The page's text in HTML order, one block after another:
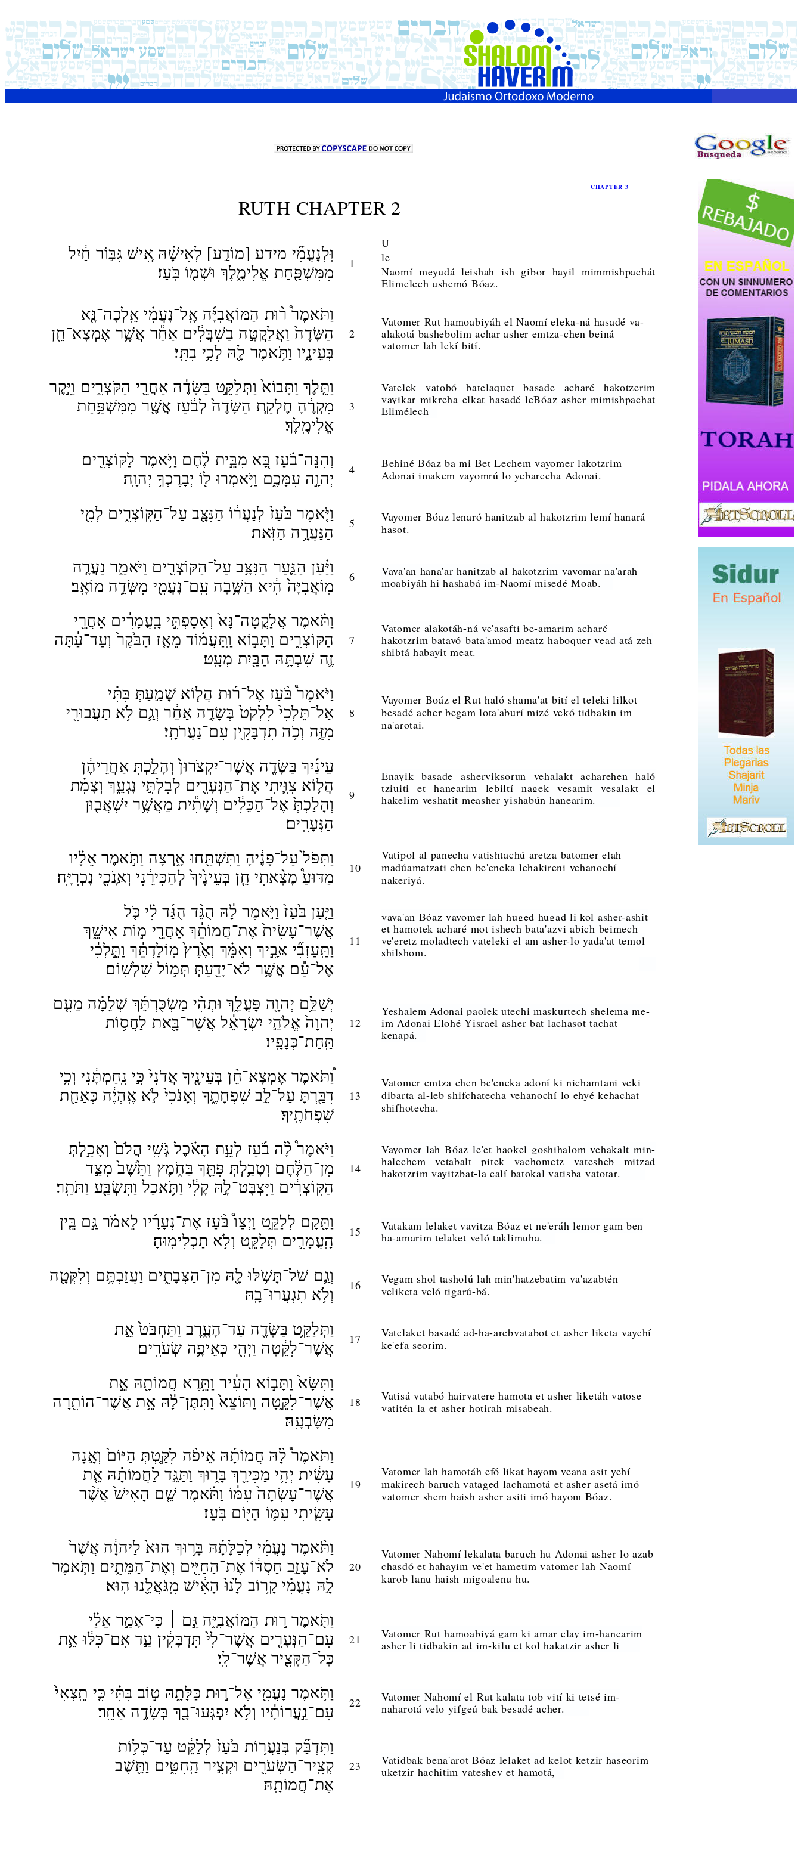
CHAPTER 3
RUTH CHAPTER 2
וּֽלְנָעֳמִ֞י מידע [מוֹדַ֣ע] לְאִישָׁ֗הּ אִ֚ישׁ גִּבּ֣וֹר חַ֔יִל
מִמִּשְׁפַּ֖חַת אֱלִימֶ֑לֶךְ וּשְׁמ֖וֹ בֹּֽעַז׃
1
U
le
Naomí meyudá leishah ish gibor hayil mimmishpachát
Elimelech ushemó Bóaz.
וַתֹּאמֶר֩ ר֨וּת הַמּוֹאֲבִיָּ֜ה אֶֽל־נָעֳמִ֗י אֵֽלְכָה־נָּ֤א
הַשָּׂדֶה֙ וַאֲלַקֳטָּ֣ה בַשִׁבֳּלִ֔ים אַחַ֕ר אֲשֶׁ֥ר אֶמְצָא־חֵ֖ן
בְּעֵינָ֑יו וַתֹּ֥אמֶר לָ֖הּ לְכִ֥י בִתִּֽי׃
2
Vatomer Rut hamoabiyáh el Naomí eleka-ná hasadé va-
alakotá bashebolim achar asher emtza-chen beiná
vatomer lah lekí bití.
וַתֵּ֤לֶךְ וַתָּבוֹא֙ וַתְּלַקֵּ֣ט בַּשָּׂדֶ֔ה אַחֲרֵ֖י הַקֹּצְרִ֑ים וַיִּ֣קֶר
מִקְרֶ֔הָ חֶלְקַ֤ת הַשָּׂדֶה֙ לְבֹ֔עַז אֲשֶׁ֖ר מִמִּשְׁפַּ֥חַת
אֱלִימֶֽלֶךְ׃
3
Vatelek vatobó batelaquet basade acharé hakotzerim
vayikar mikreha elkat hasadé leBóaz asher mimishpachat
Elimélech
וְהִנֵּה־בֹ֗עַז בָּ֚א מִבֵּ֣ית לֶ֔חֶם וַיֹּ֥אמֶר לַקּוֹצְרִ֖ים
יְהוָ֣ה עִמָּכֶ֑ם וַיֹּ֥אמְרוּ ל֖וֹ יְבָרֶכְךָ֥ יְהוָֽה׃
4
Behiné Bóaz ba mi Bet Lechem vayomer lakotzrim
Adonai imakem vayomrú lo yebarecha Adonai.
וַיֹּ֤אמֶר בֹּ֙עַז֙ לְנַעֲר֔וֹ הַנִּצָּ֖ב עַל־הַקּֽוֹצְרִ֑ים לְמִ֖י
הַנַּעֲרָ֥ה הַזֹּֽאת׃
5
Vayomer Bóaz lenaró hanitzab al hakotzrim lemí hanará
hasot.
וַיַּ֗עַן הַנַּ֛עַר הַנִּצָּ֥ב עַל־הַקּוֹצְרִ֖ים וַיֹּאמַ֑ר נַעֲרָ֤ה
מֽוֹאֲבִיָּה֙ הִ֔יא הַשָּׁ֥בָה עִֽם־נָעֳמִ֖י מִשְּׂדֵ֥ה מוֹאָֽב׃
6
Vaya'an hana'ar hanitzab al hakotzrim vayomar na'arah
moabiyáh hi hashabá im-Naomí misedé Moab.
וַתֹּ֗אמֶר אֲלַקֳטָה־נָּא֙ וְאָסַפְתִּ֣י בָֽעֳמָרִ֔ים אַחֲרֵ֖י
הַקּוֹצְרִ֑ים וַתָּב֣וֹא וַֽתַּעֲמ֗וֹד מֵאָ֤ז הַבֹּ֙קֶר֙ וְעַד־עַ֔תָּה
זֶ֛ה שִׁבְתָּ֥הּ הַבַּ֖יִת מְעָֽט׃
7
Vatomer alakotáh-ná ve'asafti be-amarim acharé
hakotzrim batavó bata'amod meatz haboquer vead atá zeh
shibtá habayit meat.
וַיֹּאמֶר֩ בֹּ֨עַז אֶל־ר֜וּת הֲל֧וֹא שָׁמַ֣עַתְּ בִּתִּ֗י
אַל־תֵּלְכִי֙ לִלְקֹט֙ בְּשָׂדֶ֣ה אַחֵ֔ר וְגַ֛ם לֹ֥א תַעֲבוּרִ֖י
מִזֶּ֑ה וְכֹ֥ה תִדְבָּקִ֖ין עִם־נַעֲרֹתָֽי׃
8
Vayomer Boáz el Rut haló shama'at bití el teleki lilkot
besadé acher begam lota'aburí mizé vekó tidbakin im
na'arotai.
עֵינַ֜יִךְ בַּשָּׂדֶ֤ה אֲשֶׁר־יִקְצֹרוּן֙ וְהָלַ֣כְתִּ אַחֲרֵיהֶ֔ן
הֲל֥וֹא צִוִּ֛יתִי אֶת־הַנְּעָרִ֖ים לְבִלְתִּ֣י נָגְעֵ֑ךְ וְצָמִ֗ת
וְהָלַכְתְּ֙ אֶל־הַכֵּלִ֔ים וְשָׁתִ֕ית מֵאֲשֶׁ֥ר יִשְׁאֲב֖וּן
הַנְּעָרִֽים׃
9
Enayik basade asheryiksorun vehalakt acharehen haló
tziuiti et hanearim lebiltí nagek vesamit vesalakt el
hakelim veshatit measher yishabún hanearim.
וַתִּפֹּל֙ עַל־פָּנֶ֔יהָ וַתִּשְׁתַּ֖חוּ אָ֑רְצָה וַתֹּ֣אמֶר אֵלָ֗יו
מַדּוּעַ֩ מָצָ֨אתִי חֵ֤ן בְּעֵינֶ֙יךָ֙ לְהַכִּירֵ֔נִי וְאָּנֹכִ֖י נָכְרִיָּֽה׃
10
Vatipol al panecha vatishtachú aretza batomer elah
madúamatzati chen be'eneka lehakireni vehanochí
nakeriyá.
וַיַּ֤עַן בֹּ֙עַז֙ וַיֹּ֣אמֶר לָ֔הּ הֻגֵּ֨ד הֻגַּ֜ד לִ֗י כֹּ֤ל
אֲשֶׁר־עָשִׂית֙ אֶת־חֲמוֹתֵ֔ךְ אַחֲרֵ֖י מ֣וֹת אִישֵׁ֑ךְ
וַתַּֽעַזְבִ֞י אָּבִ֣יךְ וְאִמֵּ֗ךְ וְאֶ֙רֶץ֙ מֽוֹלַדְתֵּ֔ךְ וַתֵּ֣לְכִ֔י
אֶל־עַ֕ם אֲשֶׁ֥ר לֹא־יָדַ֖עַתְּ תְּמ֥וֹל שִׁלְשֽׁוֹם׃
11
vaya'an Bóaz vayomer lah huged hugad li kol asher-ashit
et hamotek acharé mot ishech bata'azvi abich beimech
ve'eretz moladtech vateleki el am asher-lo yada'at temol
shilshom.
יְשַׁלֵּ֥ם יְהוָ֖ה פָּעֳלֵ֑ךְ וּתְהִ֨י מַשְׂכֻּרְתֵּ֜ךְ שְׁלֵמָ֗ה מֵעִ֤ם
יְהוָה֙ אֱלֹהֵ֣י יִשְׂרָאֵ֔ל אֲשֶׁר־בָּ֖את לַחֲס֥וֹת
תַּֽחַת־כְּנָפָֽיו׃
12
Yeshalem Adonai paolek utechi maskurtech shelema me-
im Adonai Elohé Yisrael asher bat lachasot tachat
kenapá.
וַ֠תֹּאמֶר אֶמְצָא־חֵ֨ן בְּעֵינֶ֤יךָ אֲדֹנִי֙ כִּ֣י נִֽחַמְתָּ֔נִי וְכִ֥י
דִבַּ֖רְתָּ עַל־לֵ֣ב שִׁפְחָתֶ֑ךָ וְאָנֹכִי֙ לֹ֣א אֶֽהְיֶ֔ה כְּאַחַ֖ת
שִׁפְחֹתֶֽיךָ׃
13
Vatomer emtza chen be'eneka adoní ki nichamtani veki
dibarta al-leb shifchatecha vehanochí lo ehyé kehachat
shifhotecha.
וַיֹּאמֶר֩ לָ֨ה בֹ֜עַז לְעֵ֣ת הָאֹ֗כֶל גֹּ֤שִֽׁי הֲלֹם֙ וְאָכַ֣לְתְּ
מִן־הַלֶּ֔חֶם וְטָבַ֥לְתְּ פִּתֵּ֖ךְ בַּחֹ֑מֶץ וַתֵּ֙שֶׁב֙ מִצַּ֣ד
הַקּֽוֹצְרִ֔ים וַיִּצְבָּט־לָ֣הּ קָלִ֔י וַתֹּ֥אכַל וַתִּשְׂבַּ֖ע וַתֹּתַֽר׃
14
Vayomer lah Bóaz le'et haokel goshihalom vehakalt min-
halechem vetabalt pitek vachometz vatesheb mitzad
hakotzrim vayitzbat-la calí batokal vatisba vatotar.
וַתָּ֖קָם לְלַקֵּ֑ט וַיְצַו֩ בֹּ֨עַז אֶת־נְעָרָ֜יו לֵאמֹ֗ר גַּ֣ם בֵּ֧ין
הָֽעֳמָרִ֛ים תְּלַקֵּ֖ט וְלֹ֥א תַכְלִימֽוּהָ׃
15
Vatakam lelaket vayitza Bóaz et ne'eráh lemor gam ben
ha-amarim telaket veló taklimuha.
וְגַ֛ם שֹׁל־תָּשֹׁ֥לּוּ לָ֖הּ מִן־הַצְּבָתִ֑ים וַעֲזַבְתֶּ֥ם וְלִקְּטָ֖ה
וְלֹ֥א תִגְעֲרוּ־בָֽהּ׃
16
Vegam shol tasholú lah min'hatzebatim va'azabtén
veliketa veló tigarú-bá.
וַתְּלַקֵּ֥ט בַּשָּׂדֶ֖ה עַד־הָעָ֑רֶב וַתַּחְבֹּט֙ אֵ֣ת
אֲשֶׁר־לִקֵּ֔טָה וַיְהִ֖י כְּאֵיפָ֥ה שְׂעֹרִֽים׃
17
Vatelaket basadé ad-ha-arebvatabot et asher liketa vayehí
ke'efa seorim.
וַתִּשָּׂא֙ וַתָּב֣וֹא הָעִ֔יר וַתֵּ֥רֶא חֲמוֹתָ֖הּ אֵ֣ת
אֲשֶׁר־לִקֵּ֑טָה וַתּוֹצֵא֙ וַתִּתֶּן־לָ֔הּ אֵ֥ת אֲשֶׁר־הוֹתִ֖רָה
מִשָּׂבְעָֽהּ׃
18
Vatisá vatabó hairvatere hamota et asher liketáh vatose
vatitén la et asher hotirah misabeah.
וַתֹּאמֶר֩ לָ֨הּ חֲמוֹתָ֜הּ אֵיפֹ֨ה לִקַּ֤טְתְּ הַיּוֹם֙ וְאָ֣נָה
עָשִׂ֔ית יְהִ֥י מַכִּירֵ֖ךְ בָּר֑וּךְ וַתַּגֵּ֣ד לַחֲמוֹתָ֗הּ אֵ֤ת
אֲשֶׁר־עָשְׂתָה֙ עִמּ֔וֹ וַתֹּ֗אמֶר שֵׁ֤ם הָאִישׁ֙ אֲשֶׁ֨ר
עָשִׂ֧יתִי עִמּ֛וֹ הַיּ֖וֹם בֹּֽעַז׃
19
Vatomer lah hamotáh efó likat hayom veana asit yehí
makirech baruch vataged lachamotá et asher asetá imó
vatomer shem haish asher asiti imó hayom Bóaz.
וַתֹּ֨אמֶר נָעֳמִ֜י לְכַלָּתָ֗הּ בָּר֥וּךְ הוּא֙ לַיהוָ֔ה אֲשֶׁר֙
לֹא־עָזַ֣ב חַסְדּ֔וֹ אֶת־הַחַיִּ֖ים וְאֶת־הַמֵּתִ֑ים וַתֹּ֧אמֶר
לָ֣הּ נָעֳמִ֗י קָר֥וֹב לָ֙נוּ֙ הָאִ֔ישׁ מִֽגֹּאֲלֵ֖נוּ הֽוּא׃
20
Vatomer Nahomí lekalata baruch hu Adonai asher lo azab
chasdó et hahayim ve'et hametim vatomer lah Naomí
karob lanu haish migoalenu hu.
וַתֹּ֖אמֶר ר֣וּת הַמּוֹאֲבִיָּ֑ה גַּ֣ם ׀ כִּי־אָמַ֣ר אֵלַ֗י
עִם־הַנְּעָרִ֤ים אֲשֶׁר־לִי֙ תִּדְבָּקִ֔ין עַ֣ד אִם־כִּלּ֔וּ אֵ֥ת
כָּל־הַקָּצִ֖יר אֲשֶׁר־לִֽי׃
21
Vatomer Rut hamoabiyá gam ki amar elay im-hanearim
asher li tidbakin ad im-kilu et kol hakatzir asher li
וַתֹּ֥אמֶר נָעֳמִ֖י אֶל־ר֣וּת כַּלָּתָ֑הּ ט֣וֹב בִּתִּ֗י כִּ֤י תֵֽצְאִי֙
עִם־נַ֣עֲרוֹתָ֔יו וְלֹ֥א יִפְגְּעוּ־בָ֖ךְ בְּשָׂדֶ֥ה אַחֵֽר׃
22
Vatomer Nahomí el Rut kalata tob vití ki tetsé im-
naharotá velo yifgeú bak besadé acher.
וַתִּדְבַּ֞ק בְּנַעֲר֥וֹת בֹּ֙עַז֙ לְלַקֵּ֔ט עַד־כְּל֥וֹת
קְצִֽיר־הַשְּׂעֹרִ֖ים וּקְצִ֣יר הַֽחִטִּ֑ים וַתֵּ֖שֶׁב
אֶת־חֲמוֹתָֽהּ׃
23
Vatidbak bena'arot Bóaz lelaket ad kelot ketzir haseorim
uketzir hachitim vateshev et hamotá,